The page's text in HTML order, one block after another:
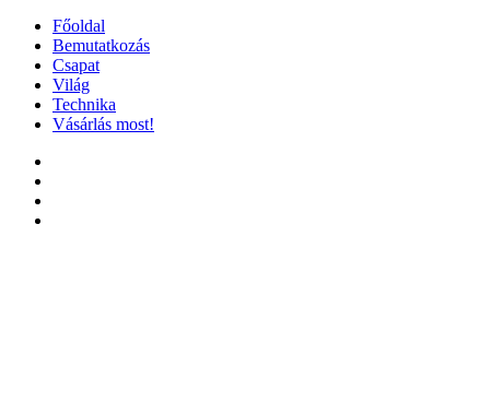
Főoldal
Bemutatkozás
Csapat
Világ
Technika
Vásárlás most!